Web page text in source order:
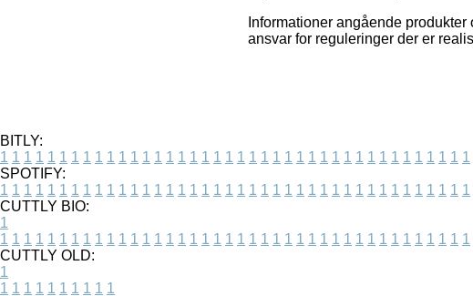
Informationer angående
ansvar for reguleringer der er
BITLY:
1 1 1 1 1 1 1 1 1 1 1 1 1 1 1 1 1 1 1 1 1 1 1 1 1 1 1 1 1 1 1 1 1 1 1 1 1 1 1 1
SPOTIFY:
1 1 1 1 1 1 1 1 1 1 1 1 1 1 1 1 1 1 1 1 1 1 1 1 1 1 1 1 1 1 1 1 1 1 1 1 1 1 1 1
CUTTLY BIO:
1
1 1 1 1 1 1 1 1 1 1 1 1 1 1 1 1 1 1 1 1 1 1 1 1 1 1 1 1 1 1 1 1 1 1 1 1 1 1 1 1
CUTTLY OLD:
1
1 1 1 1 1 1 1 1 1 1